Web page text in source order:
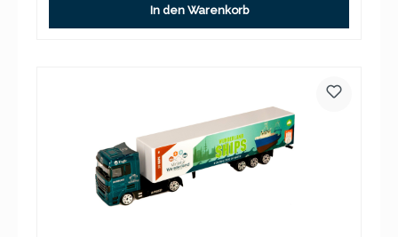
In den Warenkorb